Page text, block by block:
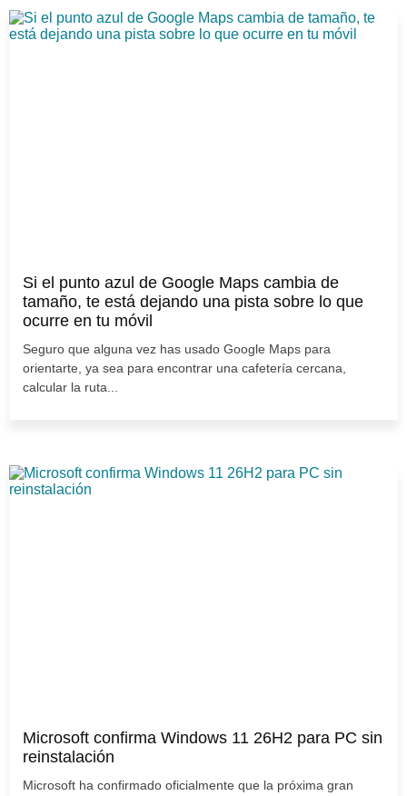
Si el punto azul de Google Maps cambia de
tamaño, te está dejando una pista sobre lo que
ocurre en tu móvil
Seguro que alguna vez has usado Google Maps para
orientarte, ya sea para encontrar una cafetería cercana,
calcular la ruta...
Microsoft confirma Windows 11 26H2 para PC sin
reinstalación
Microsoft ha confirmado oficialmente que la próxima gran